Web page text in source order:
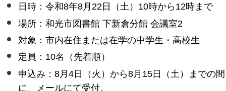
日時：令和8年8月22日（土）10時から12時まで
場所：和光市図書館 下新倉分館 会議室2
対象：市内在住または在学の中学生・高校生
定員：10名（先着順）
申込み：8月4日（火）から8月15日（土）までの間
に、メールにて受付。